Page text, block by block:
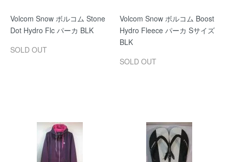
Volcom Snow ボルコム Stone
Dot Hydro Flc パーカ BLK
SOLD OUT
Volcom Snow ボルコム Boost
Hydro Fleece パーカ Sサイズ
BLK
SOLD OUT